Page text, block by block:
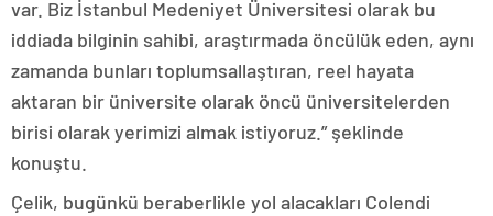
var. Biz İstanbul Medeniyet Üniversitesi olarak bu
iddiada bilginin sahibi, araştırmada öncülük eden, aynı
zamanda bunları toplumsallaştıran, reel hayata
aktaran bir üniversite olarak öncü üniversitelerden
birisi olarak yerimizi almak istiyoruz.” şeklinde
konuştu.
Çelik, bugünkü beraberlikle yol alacakları Colendi